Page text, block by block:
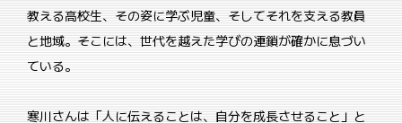
教える高校生、その姿に学ぶ児童、そしてそれを支える教員
と地域。そこには、世代を越えた学びの連鎖が確かに息づい
ている。
寒川さんは「人に伝えることは、自分を成長させること」と